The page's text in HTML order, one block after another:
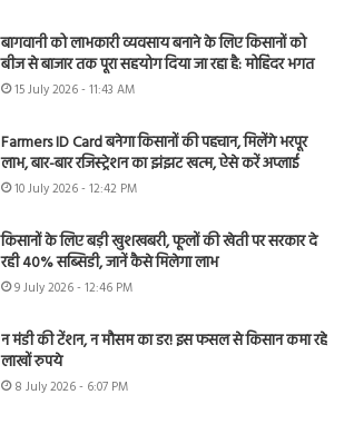
बागवानी को लाभकारी व्यवसाय बनाने के लिए किसानों को
बीज से बाजार तक पूरा सहयोग दिया जा रहा है: मोहिंदर भगत
15 July 2026 - 11:43 AM
Farmers ID Card बनेगा किसानों की पहचान, मिलेंगे भरपूर
लाभ, बार-बार रजिस्ट्रेशन का झंझट खत्म, ऐसे करें अप्लाई
10 July 2026 - 12:42 PM
किसानों के लिए बड़ी खुशखबरी, फूलों की खेती पर सरकार दे
रही 40% सब्सिडी, जानें कैसे मिलेगा लाभ
9 July 2026 - 12:46 PM
न मंडी की टेंशन, न मौसम का डर! इस फसल से किसान कमा रहे
लाखों रुपये
8 July 2026 - 6:07 PM